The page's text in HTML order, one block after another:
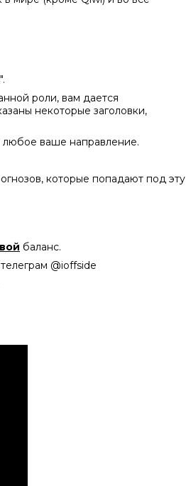
роли, вам дается
некоторые заголовки,
любое ваше направление.
которые попадают под эту
баланс.
@ioffside